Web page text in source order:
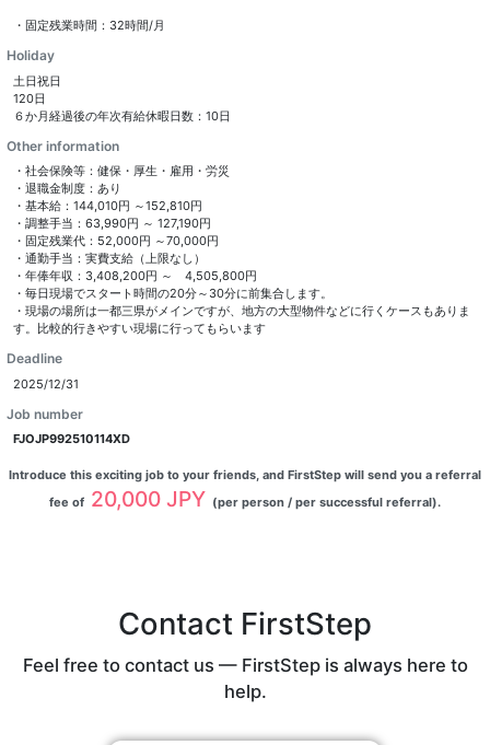
・固定残業時間：32時間/月
Holiday
土日祝日
120日
６か月経過後の年次有給休暇日数：10日
Other information
・社会保険等：健保・厚生・雇用・労災
・退職金制度：あり
・基本給：144,010円 ～152,810円
・調整手当：63,990円 ～ 127,190円
・固定残業代：52,000円 ～70,000円
・通勤手当：実費支給（上限なし）
・年俸年収：3,408,200円 ～ 4,505,800円
・毎日現場でスタート時間の20分～30分に前集合します。
・現場の場所は一都三県がメインですが、地方の大型物件などに行くケースもありま
す。比較的行きやすい現場に行ってもらいます
Deadline
2025/12/31
Job number
FJOJP992510114XD
Introduce this exciting job to your friends, and FirstStep will send you a referral
fee of 20,000 JPY (per person / per successful referral).
Contact FirstStep
Feel free to contact us — FirstStep is always here to
help.